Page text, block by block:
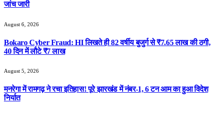
जांच जारी
August 6, 2026
Bokaro Cyber Fraud: HI लिखते ही 82 वर्षीय बुजुर्ग से ₹7.65 लाख की ठगी,
40 दिन में लौटे ₹7 लाख
August 5, 2026
मनरेगा में रामगढ़ ने रचा इतिहास! पूरे झारखंड में नंबर-1, 6 टन आम का हुआ विदेश
निर्यात